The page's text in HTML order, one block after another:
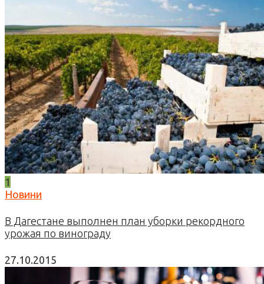
1
Новини
В Дагестане выполнен план уборки рекордного
урожая по винограду
27.10.2015